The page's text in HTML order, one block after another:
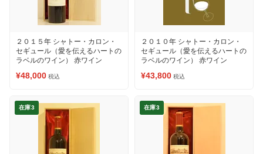
２０１５年 シャトー・カロン・
セギュール（愛を伝えるハートの
ラベルのワイン） 赤ワイン
¥48,000 税込
２０１０年 シャトー・カロン・
セギュール（愛を伝えるハートの
ラベルのワイン） 赤ワイン
¥43,800 税込
在庫3 在庫3